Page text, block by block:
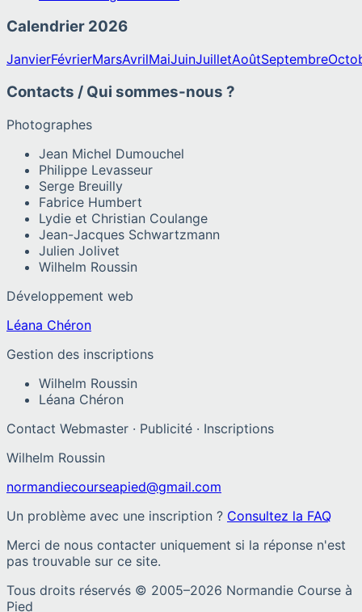
Calendrier 2026
JanvierFévrierMarsAvrilMaiJuinJuilletAoûtSeptembre
Contacts / Qui sommes-nous ?
Photographes
Jean Michel Dumouchel
Philippe Levasseur
Serge Breuilly
Fabrice Humbert
Lydie et Christian Coulange
Jean-Jacques Schwartzmann
Julien Jolivet
Wilhelm Roussin
Développement web
Léana Chéron
Gestion des inscriptions
Wilhelm Roussin
Léana Chéron
Contact Webmaster · Publicité · Inscriptions
Wilhelm Roussin
normandiecourseapied@gmail.com
Un problème avec une inscription ? Consultez la FAQ
Merci de nous contacter uniquement si la réponse n'est
pas trouvable sur ce site.
Tous droits réservés © 2005–2026 Normandie Course à
Pied